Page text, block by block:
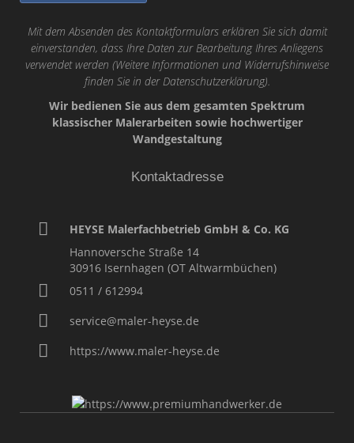
Mit dem Absenden des Kontaktformulars erklären Sie sich damit
einverstanden, dass Ihre Daten zur Bearbeitung Ihres Anliegens
verwendet werden (Weitere Informationen und Widerrufshinweise
finden Sie in der Datenschutzerklärung).
Wir bedienen Sie aus dem gesamten Spektrum
klassischer Malerarbeiten sowie hochwertiger
Wandgestaltung
Kontaktadresse
HEYSE Malerfachbetrieb GmbH & Co. KG
Hannoversche Straße 14
30916 Isernhagen (OT Altwarmbüchen)
0511 / 612994
service@maler-heyse.de
https://www.maler-heyse.de